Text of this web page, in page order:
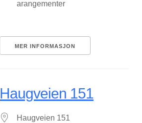
arangementer
MER INFORMASJON
Haugveien 151
Haugveien 151